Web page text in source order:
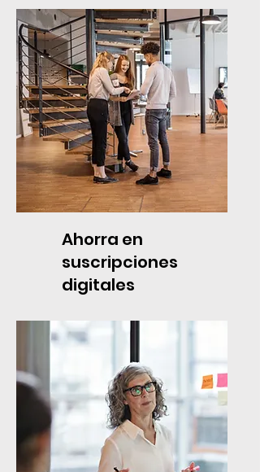
Ahorra en
suscripciones
digitales